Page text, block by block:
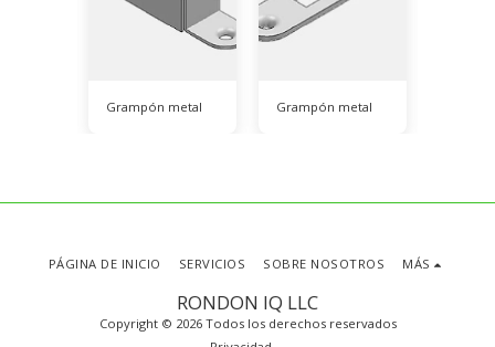
Grampón metal Grampón metal
RONDON IQ LLC
Copyright © 2026 Todos los derechos reservados
PÁGINA DE INICIO SERVICIOS SOBRE NOSOTROS MÁS